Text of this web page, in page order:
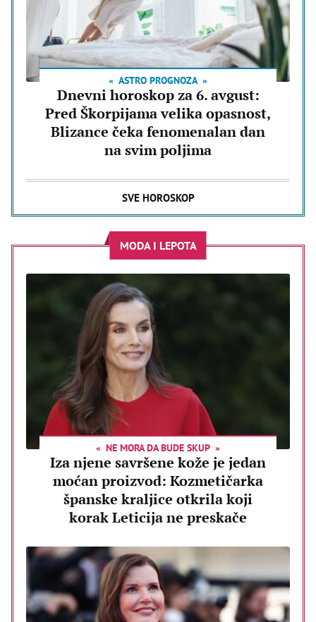
ASTRO PROGNOZA
Dnevni horoskop za 6. avgust:
Pred Škorpijama velika opasnost,
Blizance čeka fenomenalan dan
na svim poljima
SVE HOROSKOP
MODA I LEPOTA
NE MORA DA BUDE SKUP
Iza njene savršene kože je jedan
moćan proizvod: Kozmetičarka
španske kraljice otkrila koji
korak Leticija ne preskače